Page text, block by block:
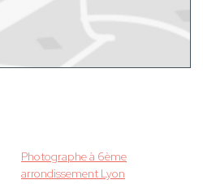
Photographe à 6ème
arrondissement Lyon